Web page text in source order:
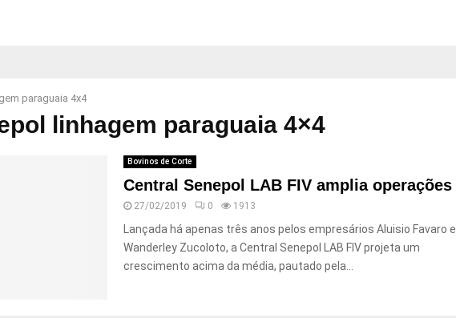
paraguaia 4x4
linhagem paraguaia 4×4
Bovinos de Corte
Central Senepol LAB FIV amplia operações
27/02/2019 0 1913
Lançada há apenas três anos pelos empresários Aluisio Favaro e
Wanderley Zucoloto, a Central Senepol LAB FIV projeta um
crescimento acima da média, pautado pela...